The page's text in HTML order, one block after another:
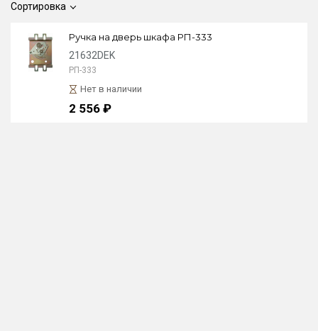
Сортировка
Ручка на дверь шкафа РП-333
21632DEK
РП-333
Нет в наличии
2 556 ₽